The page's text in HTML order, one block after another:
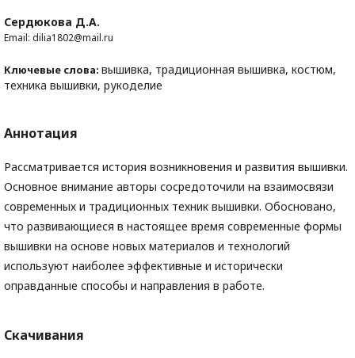
Сердюкова Д.А.
Email: dilia1802@mail.ru
Ключевые слова: вышивка, традиционная вышивка, костюм,
техника вышивки, рукоделие
Аннотация
Рассматривается история возникновения и развития вышивки.
Основное внимание авторы сосредоточили на взаимосвязи
современных и традиционных техник вышивки. Обосновано,
что развивающиеся в настоящее время современные формы
вышивки на основе новых материалов и технологий
используют наиболее эффективные и исторически
оправданные способы и направления в работе.
Скачивания